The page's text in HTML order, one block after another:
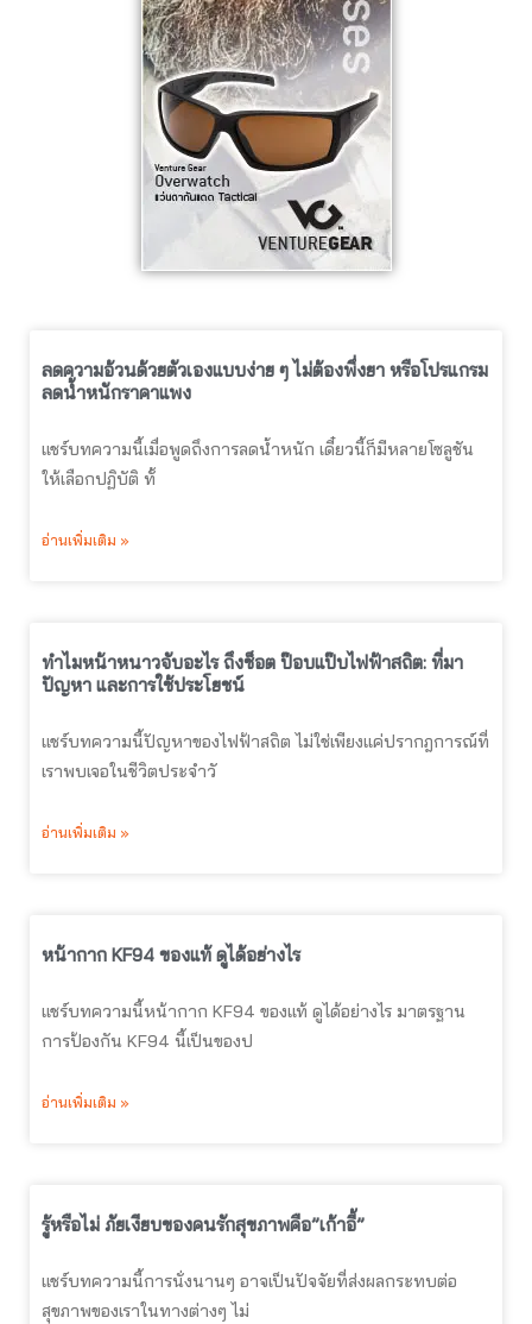
ลดความอ้วนด้วยตัวเองแบบง่าย ๆ ไม่ต้องพึ่งยา หรือโปรแกรม
ลดน้ำหนักราคาแพง
แชร์บทความนี้เมื่อพูดถึงการลดน้ำหนัก เดี๋ยวนี้ก็มีหลายโซลูชัน
ให้เลือกปฏิบัติ ทั้
อ่านเพิ่มเติม »
ทำไมหน้าหนาวจับอะไร ถึงช็อต ป๊อบแป๊บไฟฟ้าสถิต: ที่มา
ปัญหา และการใช้ประโยชน์
แชร์บทความนี้ปัญหาของไฟฟ้าสถิต ไม่ใช่เพียงแค่ปรากฎการณ์ที่
เราพบเจอในชีวิตประจำวั
อ่านเพิ่มเติม »
หน้ากาก KF94 ของแท้ ดูได้อย่างไร
แชร์บทความนี้หน้ากาก KF94 ของแท้ ดูได้อย่างไร มาตรฐาน
การป้องกัน KF94 นี้เป็นของป
อ่านเพิ่มเติม »
รู้หรือไม่ ภัยเงียบของคนรักสุขภาพคือ”เก้าอี้”
แชร์บทความนี้การนั่งนานๆ อาจเป็นปัจจัยที่ส่งผลกระทบต่อ
สุขภาพของเราในทางต่างๆ ไม่